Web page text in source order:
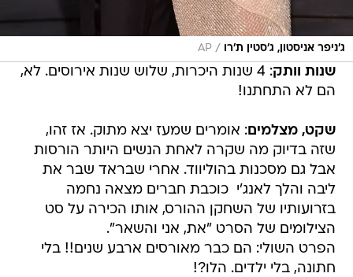
ג'ניפר אניסטון, ג'סטין ת'רו /
AP
שנות וותק
: 4 שנות היכרות, שלוש שנות אירוסים. לא,
הם לא התחתנו!
שקט, מצלמים: אומרים שמעז יצא מתוק. אז זהו,
אבל גם מסכנות בהוליווד. אחרי שבראד שבר את
ליבה והלך לאנג'י  כוכבת חברים מצאה נחמה
בזרועותיו של השחקן ההורס, אותו הכירה על סט
הצילומים של הסרט "את, אני והשאר".
הפרט השולי: הם כבר מאורסים ארבע שנים!! בלי
חתונה, בלי ילדים. הלו?!
סרט ההמשך: ג'ניפר וג'סטין מתעוררים יום אחד